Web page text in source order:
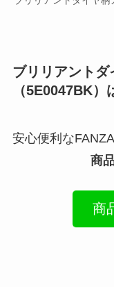
ブリリアント
（5E0047BK）
安心便利な
商
商